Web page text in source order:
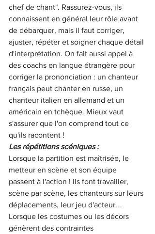
chef de chant". Rassurez-vous, ils
connaissent en général leur rôle avant
de débarquer, mais il faut corriger,
ajuster, répéter et soigner chaque détail
d'interprétation. On fait aussi appel à
des coachs en langue étrangère pour
corriger la prononciation : un chanteur
français peut chanter en russe, un
chanteur italien en allemand et un
américain en tchèque. Mieux vaut
s'assurer que l'on comprend tout ce
qu'ils racontent !
Les répétitions scéniques :
Lorsque la partition est maîtrisée, le
metteur en scène et son équipe
passent à l'action ! Ils font travailler,
scène par scène, les chanteurs sur leurs
déplacements, leur jeu d'acteur...
Lorsque les costumes ou les décors
génèrent des contraintes